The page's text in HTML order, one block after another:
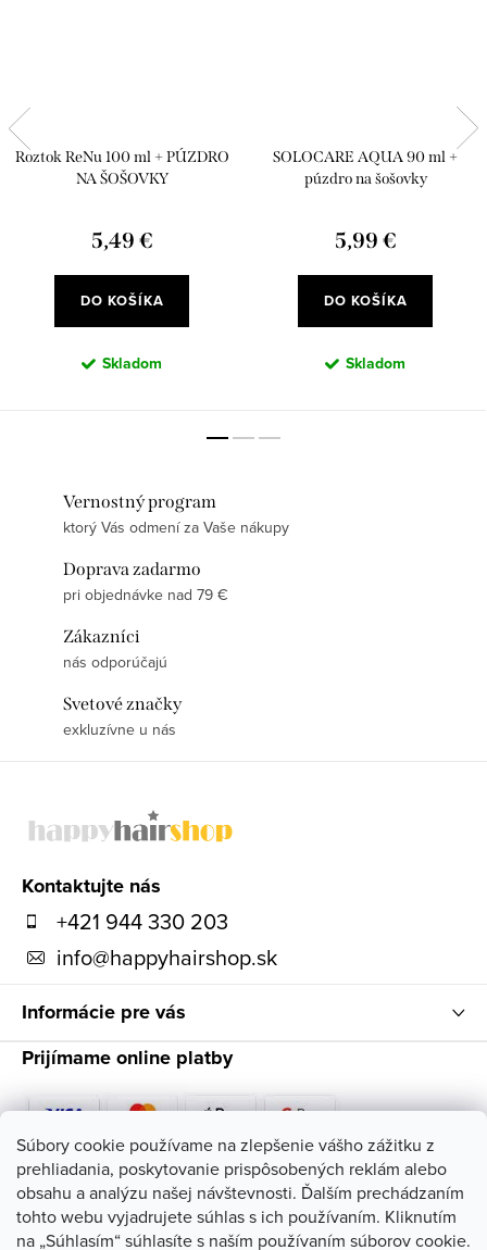
Súbory cookie používame na zlepšenie vášho zážitku z
prehliadania, poskytovanie prispôsobených reklám alebo
obsahu a analýzu našej návštevnosti. Ďalším prechádzaním
tohto webu vyjadrujete súhlas s ich používaním. Kliknutím
na „Súhlasím“ súhlasíte s naším používaním súborov cookie.
Roztok ReNu 100 ml + PÚZDRO
NA ŠOŠOVKY
5,49 €
DO KOŠÍKA
Skladom
SOLOCARE AQUA 90 ml +
púzdro na šošovky
5,99 €
DO KOŠÍKA
Skladom
Vernostný program
ktorý Vás odmení za Vaše nákupy
Doprava zadarmo
pri objednávke nad 79 €
Zákazníci
nás odporúčajú
Svetové značky
exkluzívne u nás
Kontaktujte nás
+421 944 330 203
info@happyhairshop.sk
Informácie pre vás
Prijímame online platby
Sledujte nás